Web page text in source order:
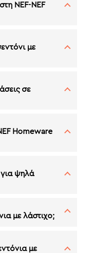
NEF-NEF
με
σε
Homeware
για ψηλά
με λάστιχο;
με